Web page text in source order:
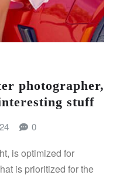
photographer,
stuff
0
is optimized for
is prioritized for the